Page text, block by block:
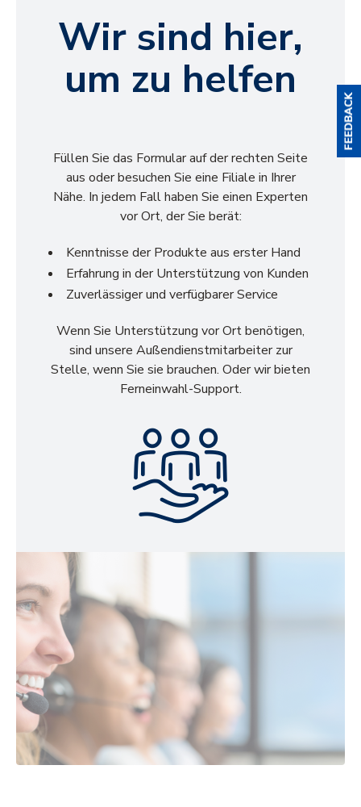
Wir sind hier,
um zu helfen
Füllen Sie das Formular auf der rechten Seite
aus oder besuchen Sie eine Filiale in Ihrer
Nähe. In jedem Fall haben Sie einen Experten
vor Ort, der Sie berät:
Kenntnisse der Produkte aus erster Hand
Erfahrung in der Unterstützung von Kunden
Zuverlässiger und verfügbarer Service
Wenn Sie Unterstützung vor Ort benötigen,
sind unsere Außendienstmitarbeiter zur
Stelle, wenn Sie sie brauchen. Oder wir bieten
Ferneinwahl-Support.